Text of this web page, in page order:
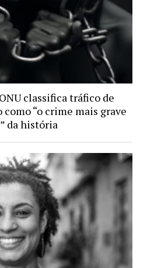
classifica tráfico de
como “o crime mais grave
da história